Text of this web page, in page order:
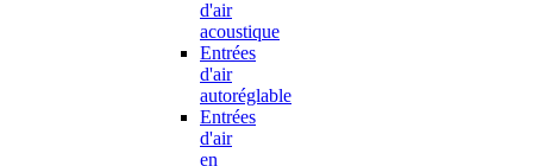
d'air
acoustique
Entrées
d'air
autoréglable
Entrées
d'air
en